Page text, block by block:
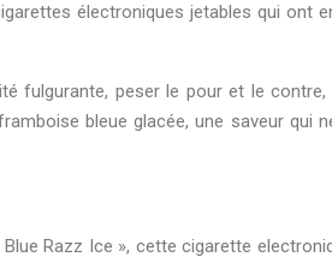
électroniques jetables qui ont
fulgurante, peser le pour et le
bleue glacée, une saveur qui
Razz Ice », cette cigarette